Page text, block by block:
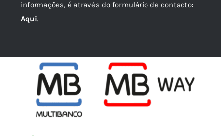
informações, é através do formulário de contacto:
Aqui.